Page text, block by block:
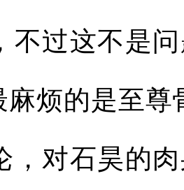
不过这不是
麻烦的是至
，对石昊的